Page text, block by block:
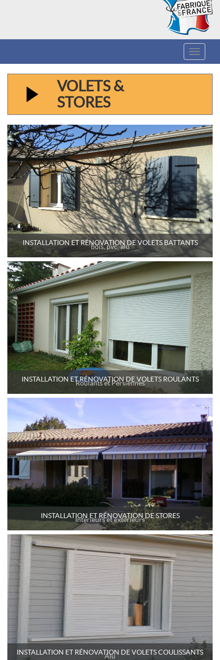
Toggle
VOLETS &
STORES
INSTALLATION ET RÉNOVATION DE VOLETS BATTANTS
bois, pvc, alu
INSTALLATION ET RÉNOVATION DE VOLETS ROULANTS
Roulants et Persiennes
INSTALLATION ET RÉNOVATION DE STORES
Intérieurs et extérieurs
INSTALLATION ET RÉNOVATION DE VOLETS COULISSANTS
Alu